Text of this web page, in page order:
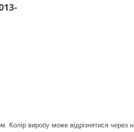
Колір виробу може відрізнятися через